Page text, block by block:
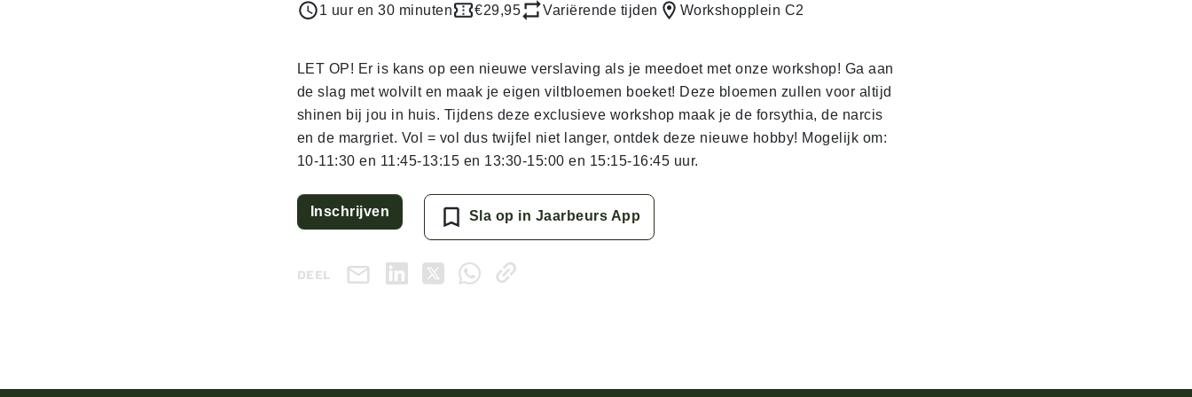
1 uur en 30 minuten €29,95 Variërende tijden Workshopplein C2
LET OP! Er is kans op een nieuwe verslaving als je meedoet met onze workshop! Ga aan
de slag met wolvilt en maak je eigen viltbloemen boeket! Deze bloemen zullen voor altijd
shinen bij jou in huis. Tijdens deze exclusieve workshop maak je de forsythia, de narcis
en de margriet. Vol = vol dus twijfel niet langer, ontdek deze nieuwe hobby! Mogelijk om:
10-11:30 en 11:45-13:15 en 13:30-15:00 en 15:15-16:45 uur.
Inschrijven Sla op in Jaarbeurs App
DEEL